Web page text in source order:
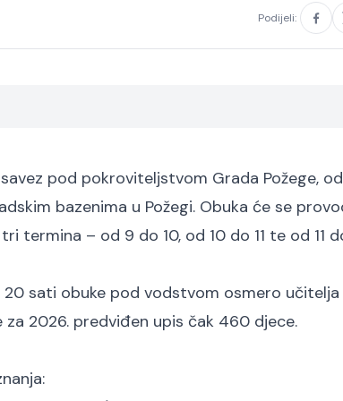
Podijeli:
pod pokroviteljstvom Grada Požege,
bazenima u Požegi. Obuka će se
– od 9 do 10, od 10 do 11 te od 11
20 sati obuke pod vodstvom osmero
za 2026. predviđen upis čak 460 djece.